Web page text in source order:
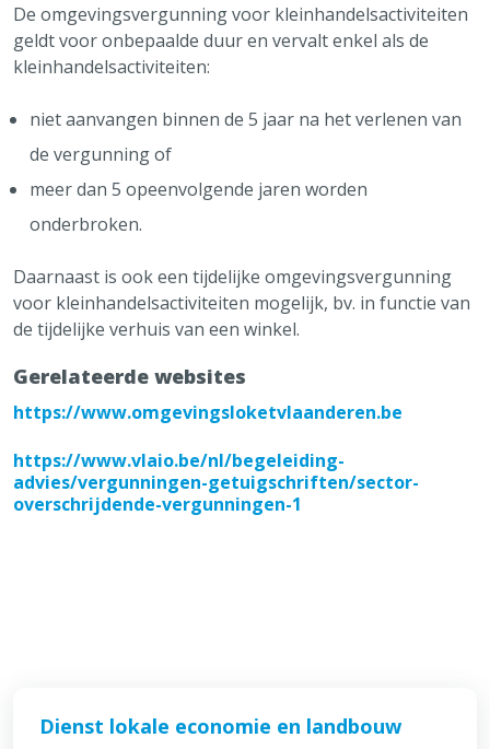
De omgevingsvergunning voor kleinhandelsactiviteiten
geldt voor onbepaalde duur en vervalt enkel als de
kleinhandelsactiviteiten:
niet aanvangen binnen de 5 jaar na het verlenen van
de vergunning of
meer dan 5 opeenvolgende jaren worden
onderbroken.
Daarnaast is ook een tijdelijke omgevingsvergunning
voor kleinhandelsactiviteiten mogelijk, bv. in functie van
de tijdelijke verhuis van een winkel.
Gerelateerde websites
https://www.omgevingsloketvlaanderen.be
https://www.vlaio.be/nl/begeleiding-
advies/vergunningen-getuigschriften/sector-
overschrijdende-vergunningen-1
Dienst lokale economie en landbouw